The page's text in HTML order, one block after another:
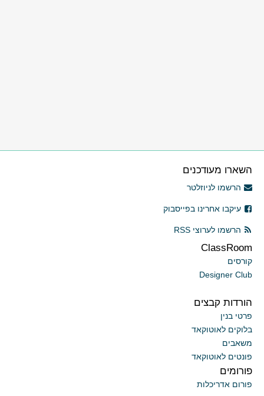
השארו מעודכנים
הרשמו לניוזלטר
עיקבו אחרינו בפייסבוק
הרשמו לערוצי RSS
ClassRoom
קורסים
Designer Club
הורדות קבצים
פרטי בנין
בלוקים לאוטוקאד
משאבים
פונטים לאוטוקאד
פורומים
פורום אדריכלות